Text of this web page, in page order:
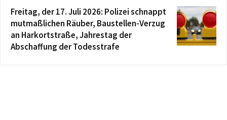
Freitag, der 17. Juli 2026: Polizei schnappt
mutmaßlichen Räuber, Baustellen-Verzug
an Harkortstraße, Jahrestag der
Abschaffung der Todesstrafe